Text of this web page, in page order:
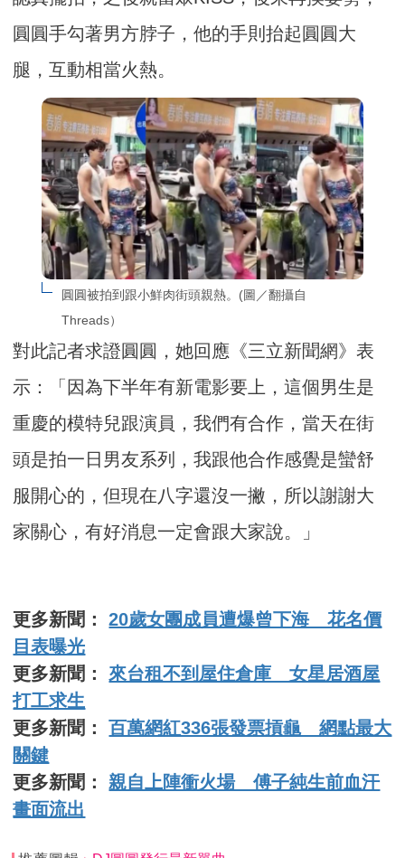
圓圓手勾著男方脖子，他的手則抬起圓圓大
腿，互動相當火熱。
圓圓被拍到跟小鮮肉街頭親熱。(圖／翻攝自
Threads）
對此記者求證圓圓，她回應《三立新聞網》表
示：「因為下半年有新電影要上，這個男生是
重慶的模特兒跟演員，我們有合作，當天在街
頭是拍一日男友系列，我跟他合作感覺是蠻舒
服開心的，但現在八字還沒一撇，所以謝謝大
家關心，有好消息一定會跟大家說。」
更多新聞：20歲女團成員遭爆曾下海 花名價
目表曝光
更多新聞： 來台租不到屋住倉庫 女星居酒屋
打工求生
更多新聞：百萬網紅336張發票摃龜 網點最大
關鍵
更多新聞： 親自上陣衝火場 傅子純生前血汗
畫面流出